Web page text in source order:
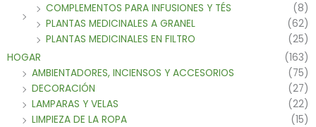
COMPLEMENTOS PARA INFUSIONES Y TÉS
(8)
PLANTAS MEDICINALES A GRANEL
(62)
PLANTAS MEDICINALES EN FILTRO
(25)
HOGAR
(163)
AMBIENTADORES, INCIENSOS Y ACCESORIOS
(75)
DECORACIÓN
(27)
LAMPARAS Y VELAS
(22)
LIMPIEZA DE LA ROPA
(15)